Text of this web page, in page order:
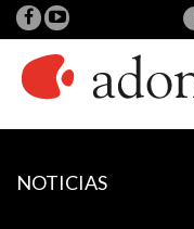
NOTICIAS